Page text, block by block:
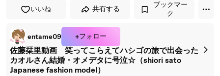
いいね 共有する
ブックマー
ク
entame09 +フォロー
佐藤栞里動画 笑ってこらえてハシゴの旅で出会った
カオルさん結婚・オメデタに号泣☆（shiori sato
Japanese fashion model）